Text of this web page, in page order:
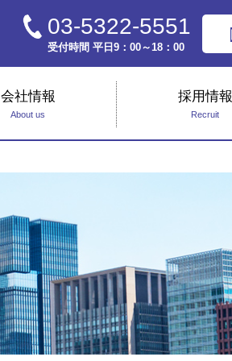
03-5322-5551
受付時間 平日9：00～18：00
会社情報
About us
採用情報
Recruit